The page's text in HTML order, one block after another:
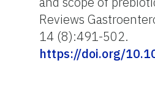
Reviews
14 (8):491-502.
https://doi.org/